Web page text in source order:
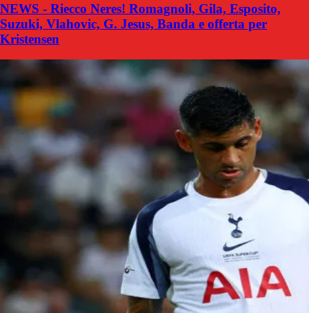
NEWS - Riecco Neres! Romagnoli, Gila, Esposito,
Suzuki, Vlahovic, G. Jesus, Banda e offerta per
Kristensen